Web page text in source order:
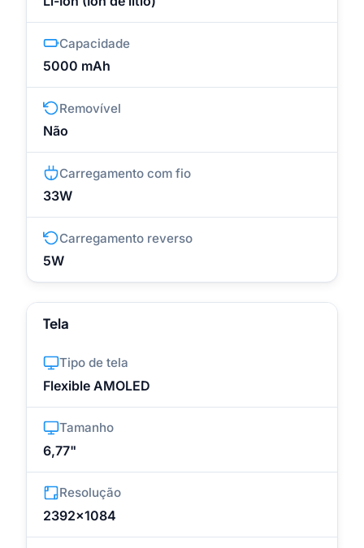
Capacidade
5000 mAh
Removível
Não
Carregamento com fio
33W
Carregamento reverso
5W
Tela
Tipo de tela
Flexible AMOLED
Tamanho
6,77"
Resolução
2392x1084